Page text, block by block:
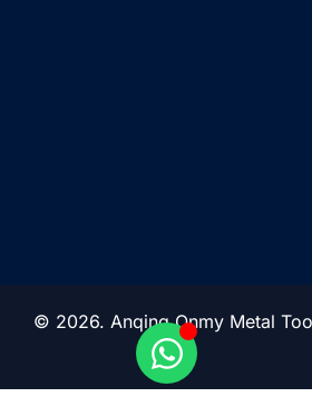
© 2026. Anqing Onmy Metal